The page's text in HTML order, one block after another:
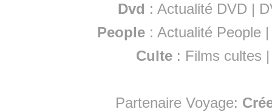
Dvd : Actualité DVD |
People :Actualité People
Culte : Films cultes
Partenaire Voyage: